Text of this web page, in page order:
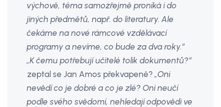
výchově, téma samozřejmě proniká i do
jiných předmětů, např. do literatury. Ale
čekáme na nové rámcové vzdělávací
programy a nevíme, co bude za dva roky.“
„K čemu potřebují učitelé tolik dokumentů?“
zeptal se Jan Amos překvapeně?„Oni
nevědí co je dobré a co je zlé? Oni neučí
podle svého svědomí, nehledají odpovědi ve